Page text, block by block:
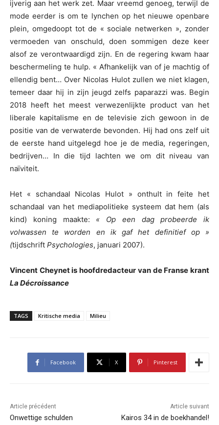
ijverig aan het werk zet. Maar vreemd genoeg, terwijl de
mode eerder is om te lynchen op het nieuwe openbare
plein, omgedoopt tot de « sociale netwerken », zonder
vermoeden van onschuld, doen sommigen deze keer
alsof ze verontwaardigd zijn. En de regering kwam haar
beschermeling te hulp. « Afhankelijk van of je machtig of
ellendig bent… Over Nicolas Hulot zullen we niet klagen,
temeer daar hij in zijn jeugd zelfs paparazzi was. Begin
2018 heeft het meest verwezenlijkte product van het
liberale kapitalisme en de televisie zich gewoon in de
positie van de verwaterde bevonden. Hij had ons zelf uit
de eerste hand uitgelegd hoe je de media, regeringen,
bedrijven… In die tijd lachten we om dit niveau van
naïviteit.
Het « schandaal Nicolas Hulot » onthult in feite het
schandaal van het mediapolitieke systeem dat hem (als
kind) koning maakte: « Op een dag probeerde ik
volwassen te worden en ik gaf het definitief op »
(tijdschrift Psychologies, januari 2007).
Vincent Cheynet is hoofdredacteur van de Franse krant
La Décroissance
TAGS Kritische media Milieu
Facebook X Pinterest
Article précédent
Onwettige schulden
Article suivant
Kairos 34 in de boekhandel!